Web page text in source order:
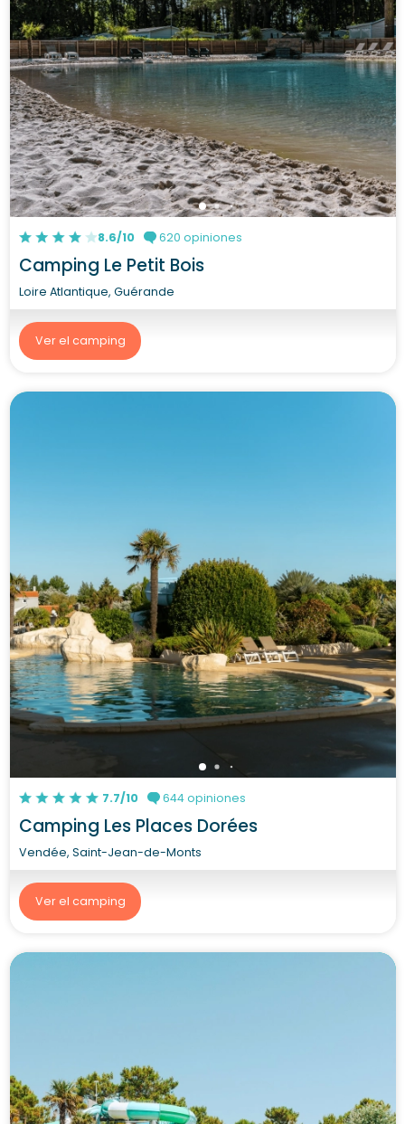
8.6/10 620 opiniones
Camping Le Petit Bois
Loire Atlantique, Guérande
Ver el camping
7.7/10 644 opiniones
Camping Les Places Dorées
Vendée, Saint-Jean-de-Monts
Ver el camping